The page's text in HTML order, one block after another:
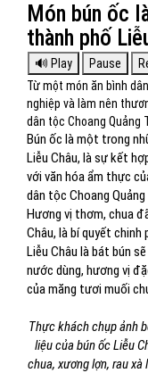
Món bún ốc
thành phố
Từ một món ăn bình
nghiệp và làm nên
dân tộc Choang Quảng
Bún ốc là một trong
Liễu Châu, là sự kết
với văn hóa ẩm thực
dân tộc Choang Quảng
Hương vị thơm, chua
Châu, là bí quyết
Liễu Châu là bát bún
nước dùng, hương vị
của măng tươi muối
Thực khách chụp ảnh
liệu của bún ốc Liễu
chua, xương lợn, rau